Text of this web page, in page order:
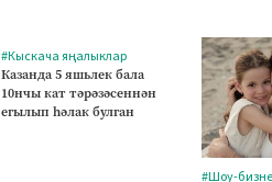
#Кыскача яңалыклар
Казанда 5 яшьлек бала
10нчы кат тәрәзәсеннән
егылып һәлак булган
#Шоу-